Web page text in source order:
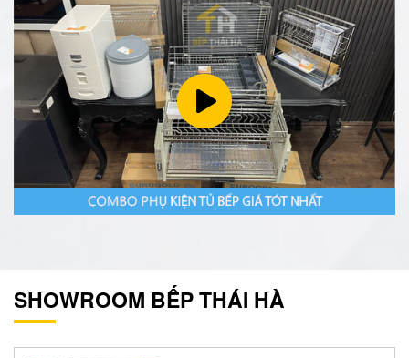
SHOWROOM BẾP THÁI HÀ